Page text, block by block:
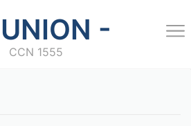
UNION -
CCN 1555